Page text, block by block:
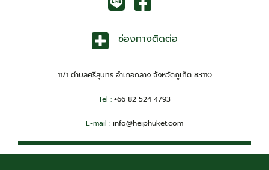
ช่องทางติดต่อ
11/1 ตำบลศรีสุนทร อำเภอถลาง จังหวัดภูเก็ต 83110
Tel : +66 82 524 4793
E-mail : info@heiphuket.com